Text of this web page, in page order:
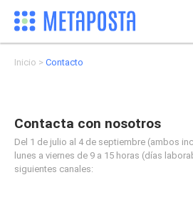
Inicio Contacto
Contacta con nosotros
Del 1 de julio al 4 de septiembre (ambos
lunes a viernes de 9 a 15 horas (días
siguientes canales: